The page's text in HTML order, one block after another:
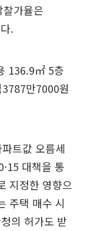
가율은
.
136.9㎡ 5층
만7000원
트값 오름세
대책을 통
지정한 영향으
주택 매수 시
의 허가도 받